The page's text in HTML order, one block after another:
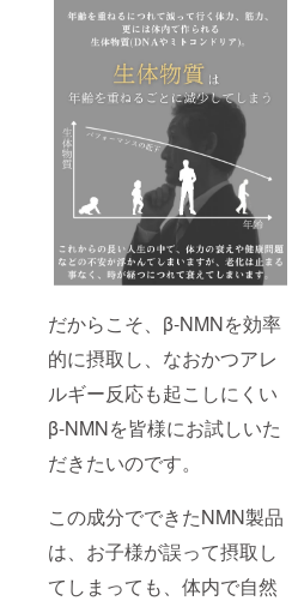
だからこそ、β-NMNを効率
的に摂取し、なおかつアレ
ルギー反応も起こしにくい
β-NMNを皆様にお試しいた
だきたいのです。
この成分でできたNMN製品
は、お子様が誤って摂取し
てしまっても、体内で自然